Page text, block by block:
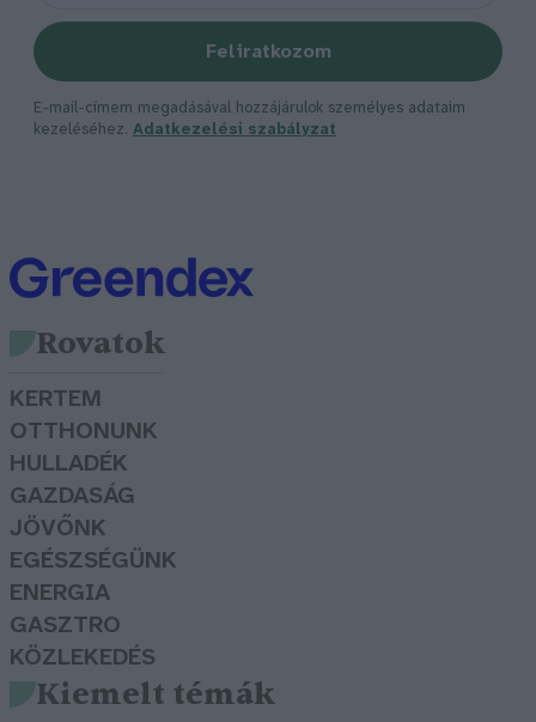
Feliratkozom
E-mail-címem megadásával hozzájárulok személyes adataim
kezeléséhez. Adatkezelési szabályzat
Rovatok
KERTEM
OTTHONUNK
HULLADÉK
GAZDASÁG
JÖVŐNK
EGÉSZSÉGÜNK
ENERGIA
GASZTRO
KÖZLEKEDÉS
Kiemelt témák